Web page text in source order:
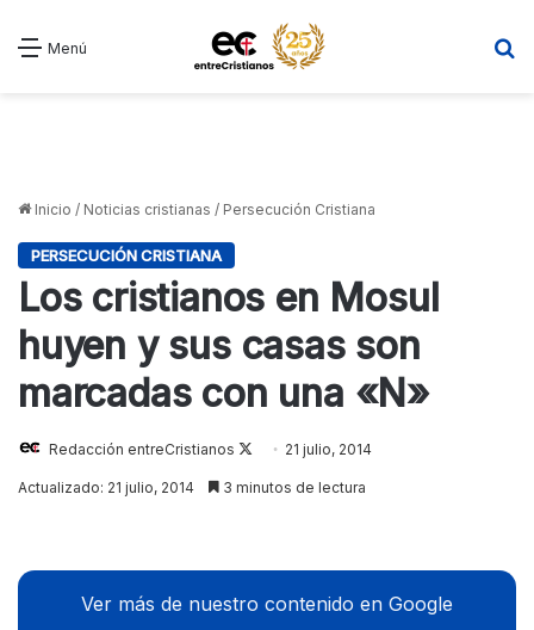
Menú
Inicio / Noticias cristianas / Persecución Cristiana
PERSECUCIÓN CRISTIANA
Los cristianos en Mosul
huyen y sus casas son
marcadas con una «N»
Redacción entreCristianos
Follow21 julio, 2014
Actualizado: 21 julio, 2014 3 minutos de lectura
Ver más de nuestro contenido en Google